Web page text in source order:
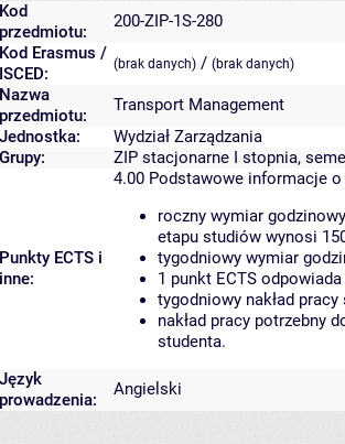
Kod
przedmiotu:
200-ZIP-1S-280
Kod Erasmus /
ISCED:
(brak danych) / (brak danych)
Nazwa
przedmiotu:
Transport Management
Jednostka:
Wydział Zarządzania
Grupy:
ZIP stacjonarne I stopnia,
Punkty ECTS i
inne:
4.00 Podstawowe informacje
roczny wymiar
etapu studiów wynosi
tygodniowy wymiar
1 punkt ECTS
tygodniowy nakład
nakład pracy potrzebny
studenta.
Język
prowadzenia:
Angielski